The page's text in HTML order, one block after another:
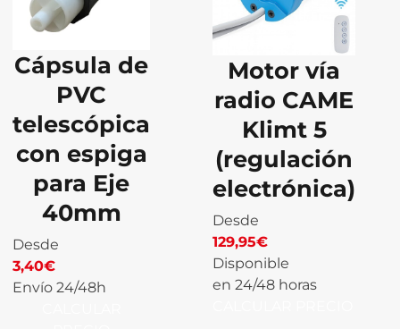
Cápsula de
PVC
telescópica
con espiga
para Eje
40mm
Desde
3,40€
Envío 24/48h
Motor vía
radio CAME
Klimt 5
(regulación
electrónica)
Desde
129,95€
Disponible
en 24/48 horas